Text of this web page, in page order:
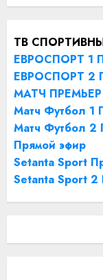
ТВ
ЕВРОСПОРТ 1
ЕВРОСПОРТ 2
МАТЧ ПРЕМЬЕР
Матч Футбол 1
Матч Футбол 2
Прямой эфир
Setanta Sport
Setanta Sport